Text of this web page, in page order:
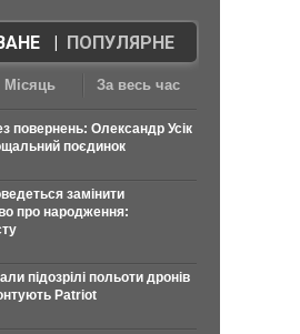
| ПОПУЛЯРНЕ
Місяць За весь час
повернень: Олександр Усік
поєдинок
замінити
про народження:
підозрілі польоти дронів
Patriot